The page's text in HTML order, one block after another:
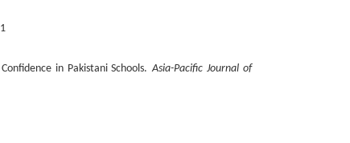
in Pakistani Schools. Asia-Pacific Journal of